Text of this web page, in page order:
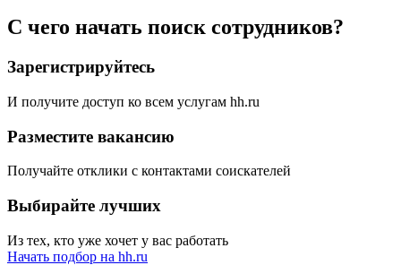
С чего начать поиск сотрудников?
Зарегистрируйтесь
И получите доступ ко всем услугам hh.ru
Разместите вакансию
Получайте отклики с контактами соискателей
Выбирайте лучших
Из тех, кто уже хочет у вас работать
Начать подбор на hh.ru